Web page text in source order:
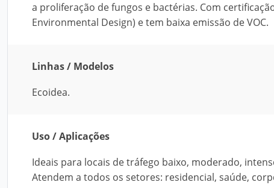
a proliferação de fungos e bactérias. Com
Environmental Design) e tem baixa emissão de VOC.
Linhas / Modelos
Ecoidea.
Uso / Aplicações
Ideais para locais de tráfego baixo, moderado,
Atendem a todos os setores: residencial, saúde,